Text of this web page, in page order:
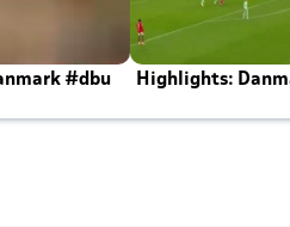
#dbu
Highlights: